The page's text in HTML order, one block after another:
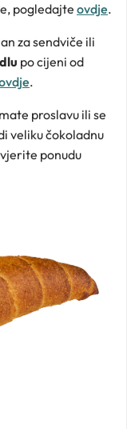
pogledajte ovdje.
za sendviče ili
po cijeni od
.
proslavu ili se
veliku čokoladnu
ponudu